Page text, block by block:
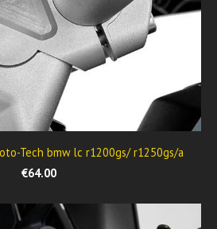
Tech bmw lc r1200gs/ r1250gs/a
€64.00